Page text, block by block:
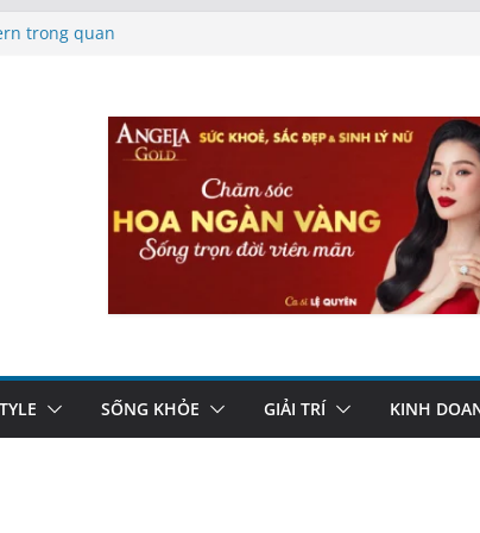
trong quan
tại Việt Nam
sức cho
SỐNG KHỎE GIẢI TRÍ KINH